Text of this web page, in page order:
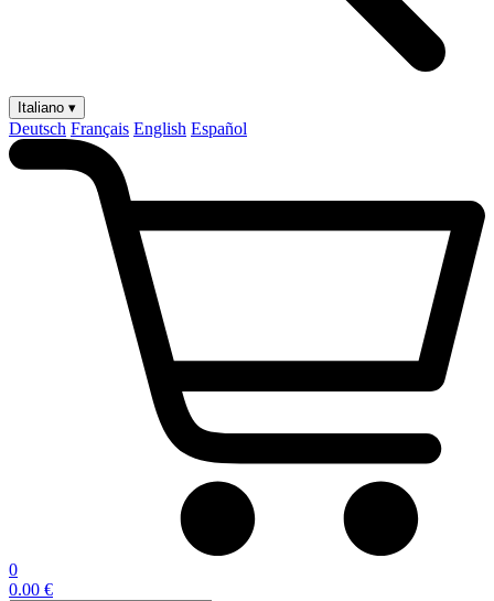
Italiano ▾
Deutsch Français English Español
0
0.00 €